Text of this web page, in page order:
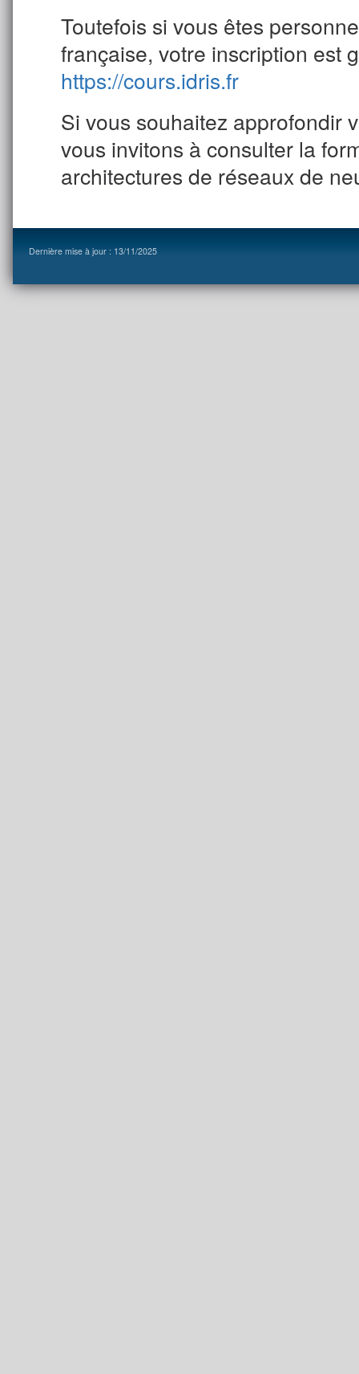
Toutefois si vous êtes
française, votre inscription est
https://cours.idris.fr
Si vous souhaitez approfondir
vous invitons à consulter la
architectures de réseaux de
Dernière mise à jour : 13/11/2025